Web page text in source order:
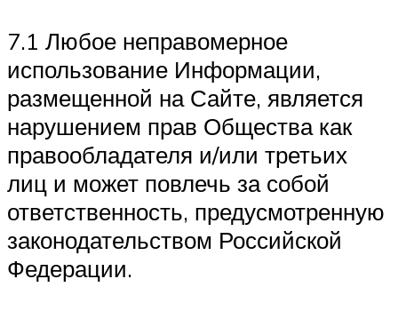
7.1 Любое неправомерное
использование Информации,
размещенной на Сайте, является
нарушением прав Общества как
правообладателя и/или третьих
лиц и может повлечь за собой
ответственность, предусмотренную
законодательством Российской
Федерации.